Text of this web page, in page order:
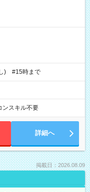
) #15時まで
ンスキル不要
詳細へ
掲載日：2026.08.09